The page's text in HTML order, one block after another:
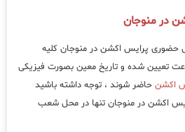
در منوجان
حضوری پرایس اکشن در منوجان کلیه
تعیین شده و تاریخ معین بصورت فیزیکی
اکشن حاضر شوند ، توجه داشته باشید
اکشن در منوجان تنها در محل شعب